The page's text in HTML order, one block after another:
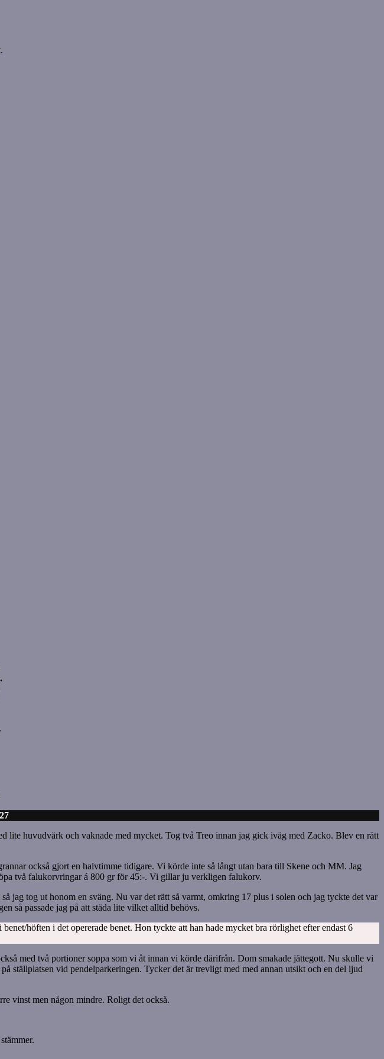
huvudvärk och vaknade med mycket. Tog två Treo innan jag gick iväg med Zacko. Blev en rätt
också gjort en halvtimme tidigare. Vi körde inte så långt utan bara till Skene och MM. Jag
två falukorvringar á 800 gr för 45:-. Vi gillar ju verkligen falukorv.
jag tog ut honom en sväng. Nu var det rätt så varmt, omkring 17 plus i solen och jag tyckte det var
så passade jag på att städa lite vilket alltid behövs.
höften i det opererade benet. Hon tyckte att han hade mycket bra rörlighet efter endast 6
med två portioner soppa som vi åt innan vi körde därifrån. Dom smakade jättegott. Nu skulle vi
ställplatsen vid pendelparkeringen. Tycker det är trevligt med med annan utsikt och en del ljud
vinst men någon mindre. Roligt det också.